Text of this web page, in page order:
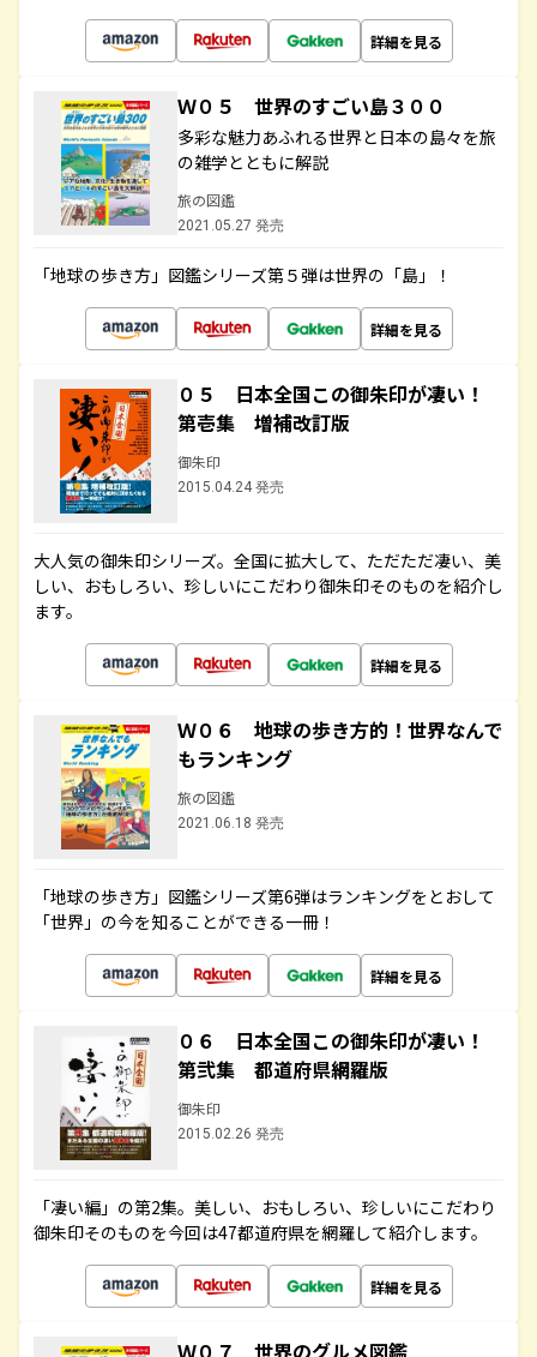
詳細を見る
Ｗ０５ 世界のすごい島３００
多彩な魅力あふれる世界と日本の島々を旅
の雑学とともに解説
旅の図鑑
2021.05.27 発売
「地球の歩き方」図鑑シリーズ第５弾は世界の「島」！
詳細を見る
０５ 日本全国この御朱印が凄い！
第壱集 増補改訂版
御朱印
2015.04.24 発売
大人気の御朱印シリーズ。全国に拡大して、ただただ凄い、美
しい、おもしろい、珍しいにこだわり御朱印そのものを紹介し
ます。
詳細を見る
Ｗ０６ 地球の歩き方的！世界なんで
もランキング
旅の図鑑
2021.06.18 発売
「地球の歩き方」図鑑シリーズ第6弾はランキングをとおして
「世界」の今を知ることができる一冊！
詳細を見る
０６ 日本全国この御朱印が凄い！
第弐集 都道府県網羅版
御朱印
2015.02.26 発売
「凄い編」の第2集。美しい、おもしろい、珍しいにこだわり
御朱印そのものを今回は47都道府県を網羅して紹介します。
詳細を見る
Ｗ０７ 世界のグルメ図鑑